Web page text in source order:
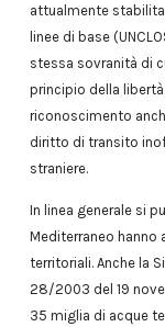
attualmente
linee di base
stessa sovranità di
principio della
riconoscimento
diritto di transito
straniere.
In linea generale si
Mediterraneo hanno
territoriali. Anche la
28/2003 del 19
35 miglia di acque